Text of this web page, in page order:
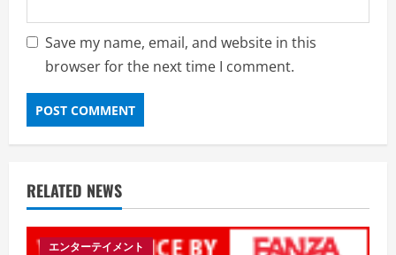
Save my name, email, and website in this
browser for the next time I comment.
RELATED NEWS
エンターテイメント